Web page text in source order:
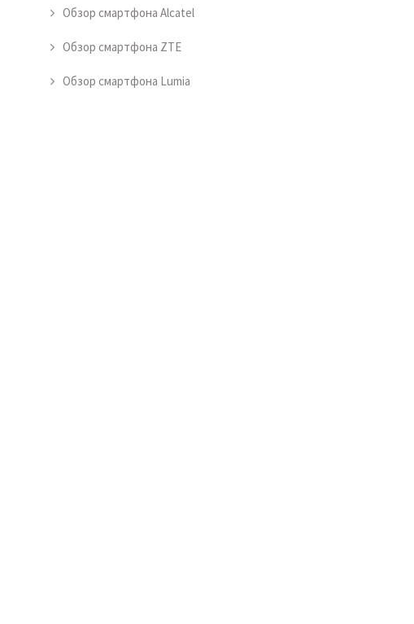
Обзор смартфона Alcatel
Обзор смартфона ZTE
Обзор смартфона Lumia